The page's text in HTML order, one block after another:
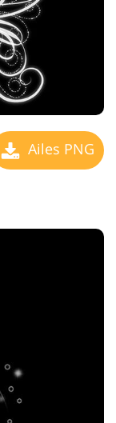
Ailes PNG